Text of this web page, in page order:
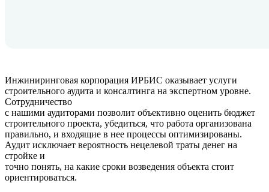
Инжиниринговая корпорация ИРБИС оказывает услуги
строительного аудита и консалтинга на экспертном уровне.
Сотрудничество
с нашими аудиторами позволит объективно оценить бюджет
строительного проекта, убедиться, что работа организована
правильно, и входящие в нее процессы оптимизированы.
Аудит исключает вероятность нецелевой траты денег на
стройке и
точно понять, на какие сроки возведения объекта стоит
ориентироваться.